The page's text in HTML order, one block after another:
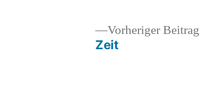
Beitragsnavigation
Vorheriger Beitrag
Zeit